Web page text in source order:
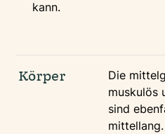
kann.
Körper
Die
muskulös
sind